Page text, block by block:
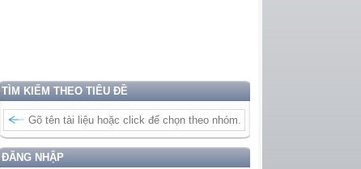
TÌM KIẾM THEO TIÊU ĐỀ
ĐĂNG NHẬP